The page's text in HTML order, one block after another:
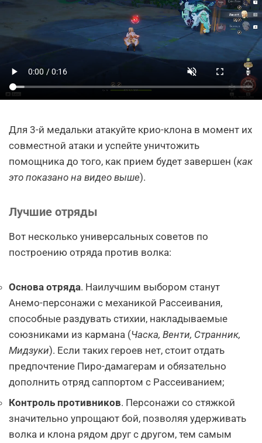
Для 3-й медальки атакуйте крио-клона в момент их
совместной атаки и успейте уничтожить
помощника до того, как прием будет завершен (как
это показано на видео выше).
Лучшие отряды
Вот несколько универсальных советов по
построению отряда против волка:
Основа отряда. Наилучшим выбором станут
Анемо-персонажи с механикой Рассеивания,
способные раздувать стихии, накладываемые
союзниками из кармана (Часка, Венти, Странник,
Мидзуки). Если таких героев нет, стоит отдать
предпочтение Пиро-дамагерам и обязательно
дополнить отряд саппортом с Рассеиванием;
Контроль противников. Персонажи со стяжкой
значительно упрощают бой, позволяя удерживать
волка и клона рядом друг с другом, тем самым